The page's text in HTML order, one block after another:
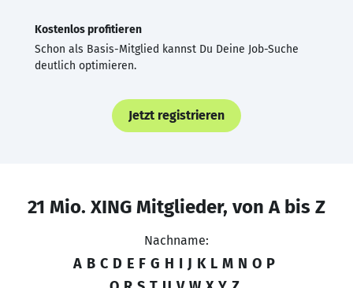
Kostenlos profitieren
Schon als Basis-Mitglied kannst Du Deine Job-Suche
deutlich optimieren.
Jetzt registrieren
21 Mio. XING Mitglieder, von A bis Z
Nachname:
A B C D E F G H I J K L M N O P